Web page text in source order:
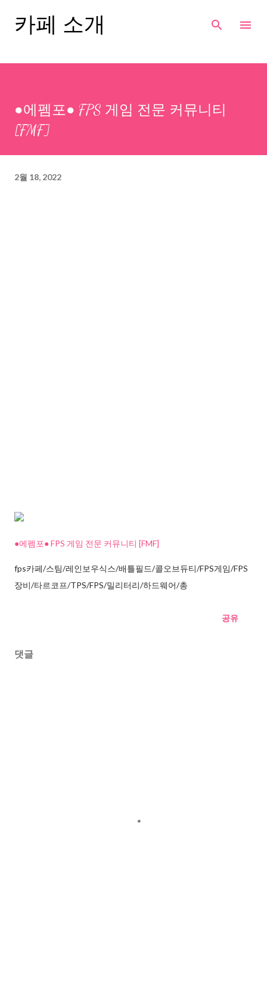
기본 콘텐츠로 건너뛰기
카페 소개
●에펨포● FPS 게임 전문 커뮤니티
[FMF]
2월 18, 2022
●에펨포● FPS 게임 전문 커뮤니티 [FMF]
fps카페/스팀/레인보우식스/배틀필드/콜오브듀티/FPS게임/FPS
장비/타르코프/TPS/FPS/밀리터리/하드웨어/총
공유
댓글